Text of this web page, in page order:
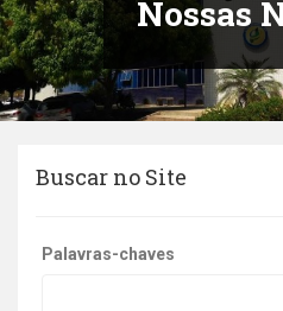
Nossas
Buscar no Site
Palavras-chaves